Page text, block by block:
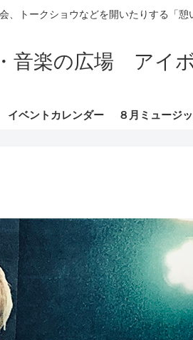
トークショウなどを開いたりする「
音楽の広場 アイ
イベントカレンダー